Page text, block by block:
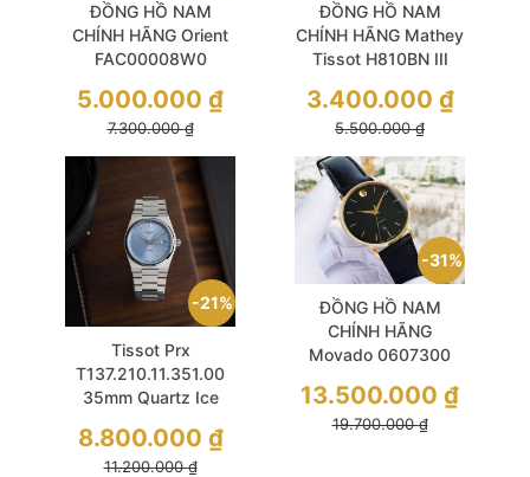
ĐỒNG HỒ NAM
CHÍNH HÃNG Orient
FAC00008W0
White Dial Black
Leather For Men
7.300.000₫
5.000.000 ₫
ĐỒNG HỒ NAM
CHÍNH HÃNG Mathey
Tissot H810BN III
Men's Watch Gold
5.500.000₫
3.400.000 ₫
21%
Tissot Prx
T137.210.11.351.00
35mm Quartz Ice
Silver Stainless
11.200.000₫
8.800.000 ₫
31%
ĐỒNG HỒ NAM
CHÍNH HÃNG
Movado 0607300
Museum Classic
Black Dial & Leather
19.700.000₫
13.500.000 ₫